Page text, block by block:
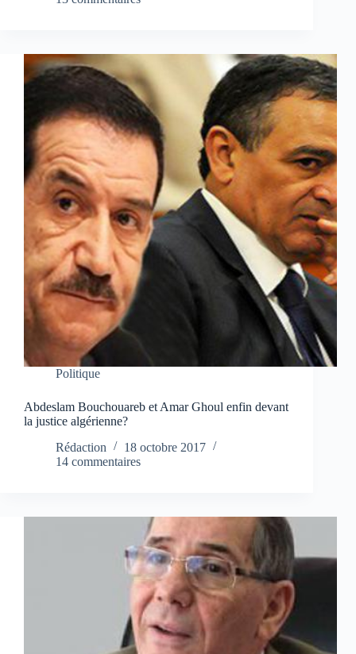
Politique
Abdeslam Bouchouareb et Amar Ghoul enfin devant
la justice algérienne?
Rédaction
18 octobre 2017
14 commentaires